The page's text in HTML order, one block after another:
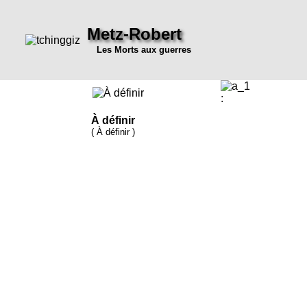
Metz-Robert
Les Morts aux guerres
À définir
( À définir )
: